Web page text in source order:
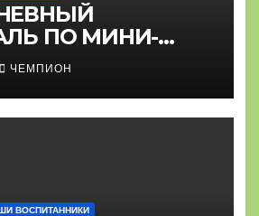
ПО МИНИ-
ЧЕМПИОН
ВОСПИТАННИКИ